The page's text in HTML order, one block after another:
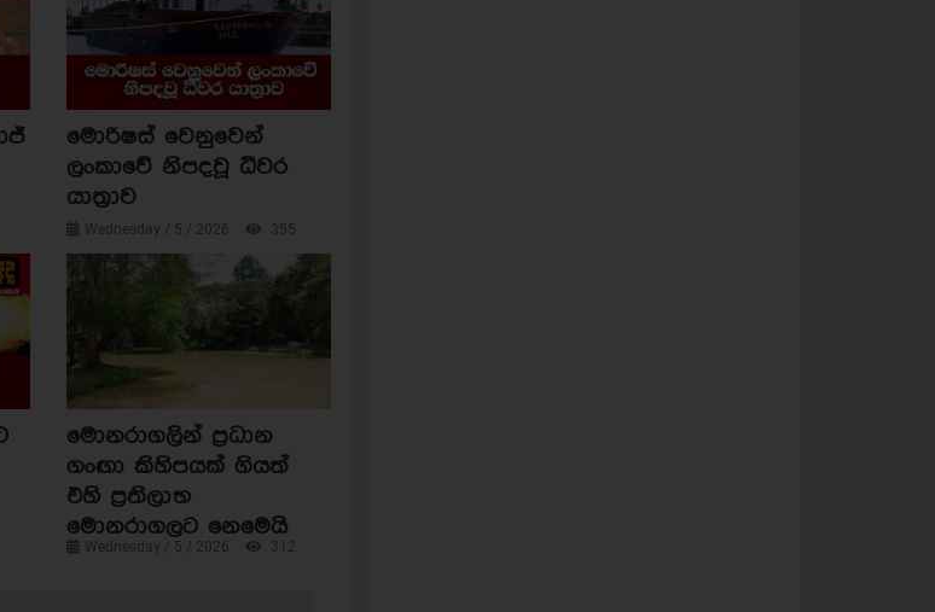
මොරිෂස් වෙනුවෙන්
ලංකාවේ නිපදවූ ධීවර
යාත්‍රාව
Wednesday / 5 / 2026 355
මොනරාගලින් ප්‍රධාන
ගංඟා කිහිපයක් ගියත්
එහි ප්‍රතිලාභ
මොනරාගලට නෙමෙයි
Wednesday / 5 / 2026 312